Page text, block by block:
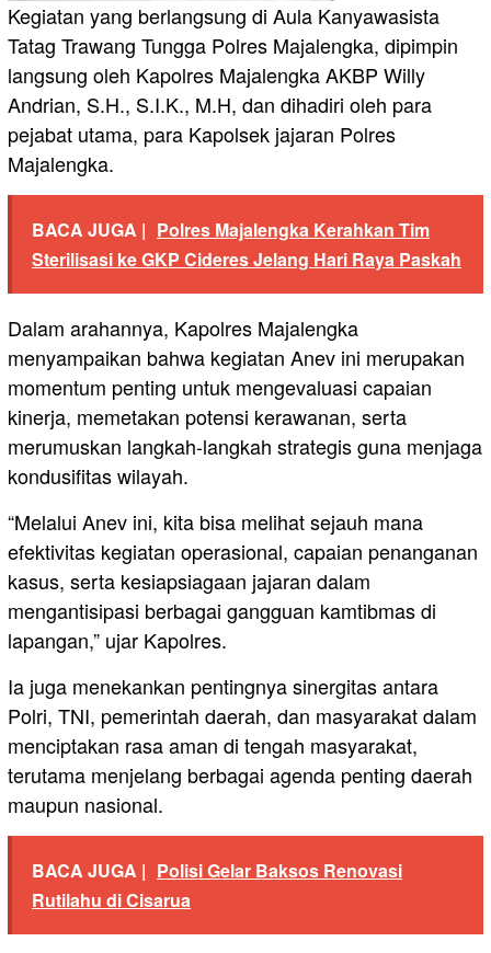
Kegiatan yang berlangsung di Aula Kanyawasista
Tatag Trawang Tungga Polres Majalengka, dipimpin
langsung oleh Kapolres Majalengka AKBP Willy
Andrian, S.H., S.I.K., M.H, dan dihadiri oleh para
pejabat utama, para Kapolsek jajaran Polres
Majalengka.
BACA JUGA | Polres Majalengka Kerahkan Tim
Sterilisasi ke GKP Cideres Jelang Hari Raya Paskah
Dalam arahannya, Kapolres Majalengka
menyampaikan bahwa kegiatan Anev ini merupakan
momentum penting untuk mengevaluasi capaian
kinerja, memetakan potensi kerawanan, serta
merumuskan langkah-langkah strategis guna menjaga
kondusifitas wilayah.
“Melalui Anev ini, kita bisa melihat sejauh mana
efektivitas kegiatan operasional, capaian penanganan
kasus, serta kesiapsiagaan jajaran dalam
mengantisipasi berbagai gangguan kamtibmas di
lapangan,” ujar Kapolres.
Ia juga menekankan pentingnya sinergitas antara
Polri, TNI, pemerintah daerah, dan masyarakat dalam
menciptakan rasa aman di tengah masyarakat,
terutama menjelang berbagai agenda penting daerah
maupun nasional.
BACA JUGA | Polisi Gelar Baksos Renovasi
Rutilahu di Cisarua